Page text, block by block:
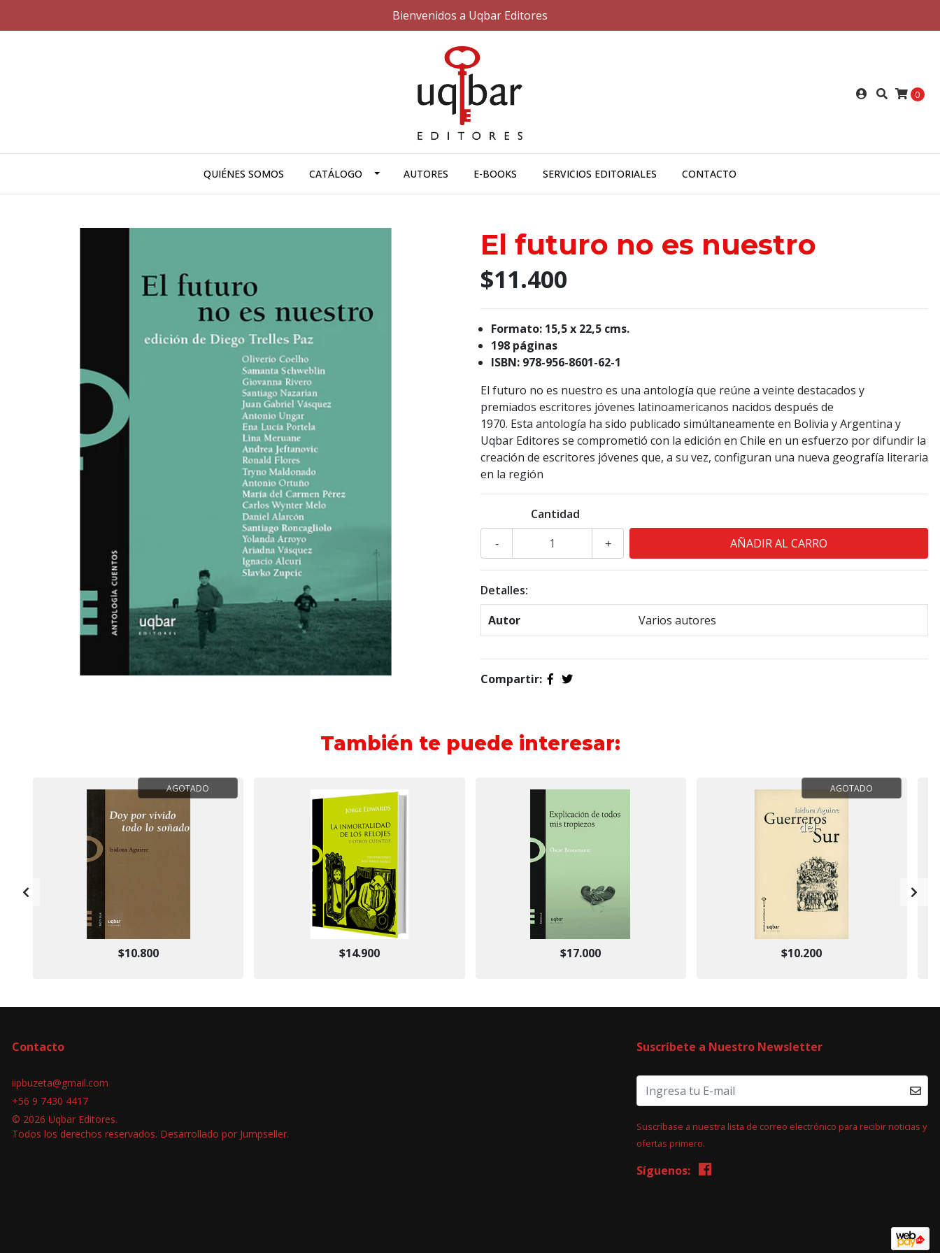
Bienvenidos a Uqbar Editores
0
QUIÉNES SOMOS CATÁLOGO AUTORES E-BOOKS SERVICIOS EDITORIALES CONTACTO
El futuro no es nuestro
$11.400
Formato: 15,5 x 22,5 cms.
198 páginas
ISBN: 978-956-8601-62-1
El futuro no es nuestro es una antología que reúne a veinte destacados y
premiados escritores jóvenes latinoamericanos nacidos después de
1970. Esta antología ha sido publicado simúltaneamente en Bolivia y Argentina y
Uqbar Editores se comprometió con la edición en Chile en un esfuerzo por difundir la
creación de escritores jóvenes que, a su vez, configuran una nueva geografía literaria
en la región
Cantidad
+
-
Detalles:
Autor
Varios autores
Compartir:
También te puede interesar:
$10.800
AGOTADO
$14.900 $17.000 $10.200
AGOTADO
Contacto
iipbuzeta@gmail.com
+56 9 7430 4417
© 2026 Uqbar Editores.
Todos los derechos reservados. Desarrollado por Jumpseller.
Suscríbete a Nuestro Newsletter
Suscríbase a nuestra lista de correo electrónico para recibir noticias y
ofertas primero.
Síguenos: